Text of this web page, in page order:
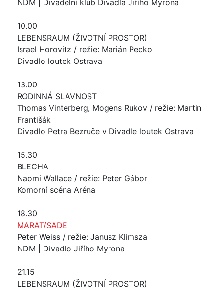
NDM | Divadelní klub Divadla Jiřího Myrona
10.00
LEBENSRAUM (ŽIVOTNÍ PROSTOR)
Israel Horovitz / režie: Marián Pecko
Divadlo loutek Ostrava
13.00
RODINNÁ SLAVNOST
Thomas Vinterberg, Mogens Rukov / režie: Martin
Františák
Divadlo Petra Bezruče v Divadle loutek Ostrava
15.30
BLECHA
Naomi Wallace / režie: Peter Gábor
Komorní scéna Aréna
18.30
MARAT/SADE
Peter Weiss / režie: Janusz Klimsza
NDM | Divadlo Jiřího Myrona
21.15
LEBENSRAUM (ŽIVOTNÍ PROSTOR)